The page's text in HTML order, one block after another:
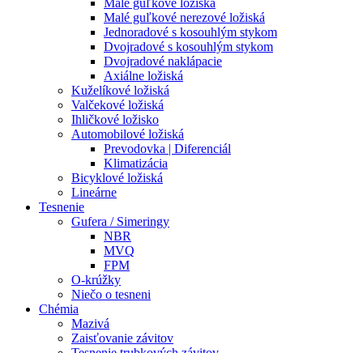
Malé guľkové ložiská
Malé guľkové nerezové ložiská
Jednoradové s kosouhlým stykom
Dvojradové s kosouhlým stykom
Dvojradové naklápacie
Axiálne ložiská
Kuželíkové ložiská
Valčekové ložiská
Ihličkové ložisko
Automobilové ložiská
Prevodovka | Diferenciál
Klimatizácia
Bicyklové ložiská
Lineárne
Tesnenie
Gufera / Simeringy
NBR
MVQ
FPM
O-krúžky
Niečo o tesneni
Chémia
Mazivá
Zaisťovanie závitov